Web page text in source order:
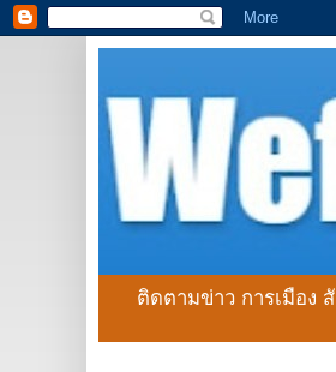
ติดตามข่าว การเมือง